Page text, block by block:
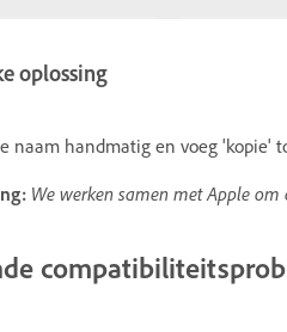
oplossing
naam handmatig en voeg 'kopie'
We werken samen met Apple